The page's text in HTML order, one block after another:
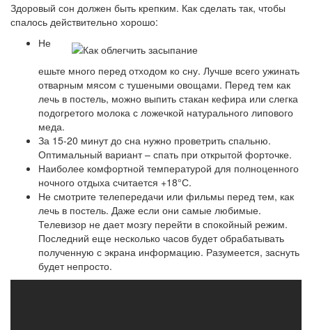
Здоровый сон должен быть крепким. Как сделать так, чтобы
спалось действительно хорошо:
Не
ешьте много перед отходом ко сну. Лучше всего ужинать
отварным мясом с тушеными овощами. Перед тем как
лечь в постель, можно выпить стакан кефира или слегка
подогретого молока с ложечкой натурального липового
меда.
За 15-20 минут до сна нужно проветрить спальню.
Оптимальный вариант – спать при открытой форточке.
Наиболее комфортной температурой для полноценного
ночного отдыха считается +18°С.
Не смотрите телепередачи или фильмы перед тем, как
лечь в постель. Даже если они самые любимые.
Телевизор не дает мозгу перейти в спокойный режим.
Последний еще несколько часов будет обрабатывать
полученную с экрана информацию. Разумеется, заснуть
будет непросто.